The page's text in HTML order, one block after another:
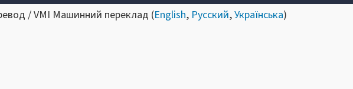
/ VMI Машинний переклад (English, Русский,Українська)